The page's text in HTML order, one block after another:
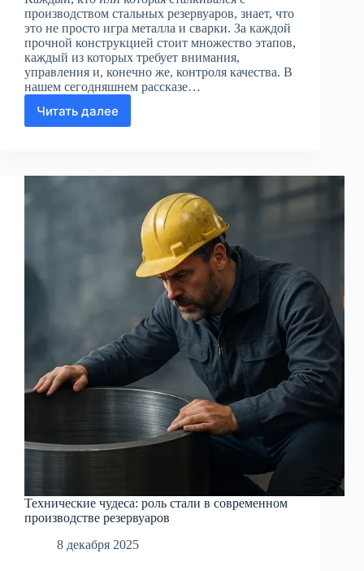
производством стальных резервуаров, знает, что
это не просто игра металла и сварки. За каждой
прочной конструкцией стоит множество этапов,
каждый из которых требует внимания,
управления и, конечно же, контроля качества. В
нашем сегодняшнем рассказе…
Читать далее
Невидимые
качественного
резервуаров
Технические чудеса: роль стали в современном
производстве резервуаров
8 декабря 2025